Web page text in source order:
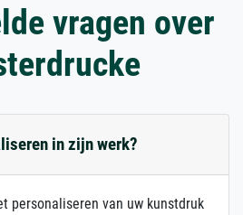
vragen over
in zijn werk?
personaliseren van uw kunstdruk